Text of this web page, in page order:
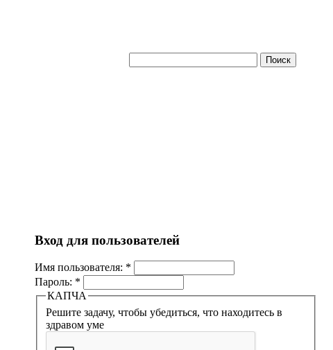
Вход для пользователей
Имя пользователя: *
Пароль: *
КАПЧА
Решите задачу, чтобы убедиться, что находитесь в
здравом уме